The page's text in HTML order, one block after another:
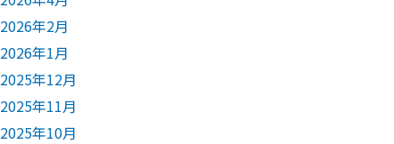
2026年2月
2026年1月
2025年12月
2025年11月
2025年10月